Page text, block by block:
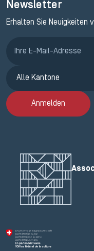
Newsletter
Erhalten Sie Neuigkeiten
Anmelden